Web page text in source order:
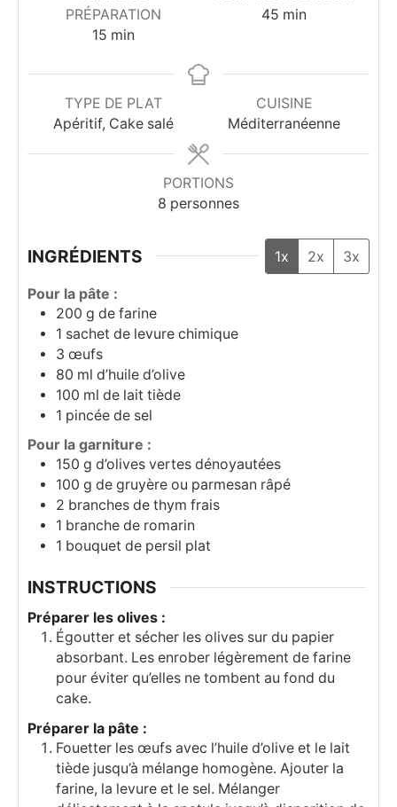
PRÉPARATION
15minutes
min
45 minutes
min
TYPE DE PLAT
Apéritif, Cake salé
CUISINE
Méditerranéenne
PORTIONS
8 personnes
INGRÉDIENTS 1x 2x 3x
Pour la pâte :
200 g de farine
1 sachet de levure chimique
3 œufs
80 ml d’huile d’olive
100 ml de lait tiède
1 pincée de sel
Pour la garniture :
150 g d’olives vertes dénoyautées
100 g de gruyère ou parmesan râpé
2 branches de thym frais
1 branche de romarin
1 bouquet de persil plat
INSTRUCTIONS
Préparer les olives :
Égoutter et sécher les olives sur du papier
absorbant. Les enrober légèrement de farine
pour éviter qu’elles ne tombent au fond du
cake.
Préparer la pâte :
Fouetter les œufs avec l’huile d’olive et le lait
tiède jusqu’à mélange homogène. Ajouter la
farine, la levure et le sel. Mélanger